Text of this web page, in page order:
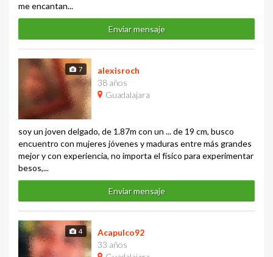
me encantan...
Enviar mensaje
7
alexisroch
38 años
Guadalajara
soy un joven delgado, de 1.87m con un ... de 19 cm, busco
encuentro con mujeres jóvenes y maduras entre más grandes
mejor y con experiencia, no importa el físico para experimentar
besos,...
Enviar mensaje
4
Acapulco92
33 años